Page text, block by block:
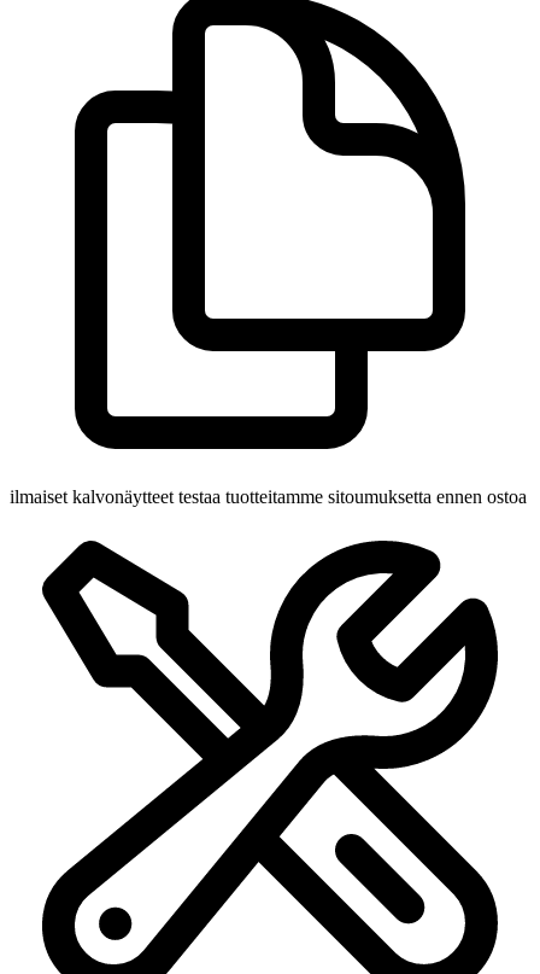
ilmaiset kalvonäytteet testaa tuotteitamme sitoumuksetta ennen ostoa